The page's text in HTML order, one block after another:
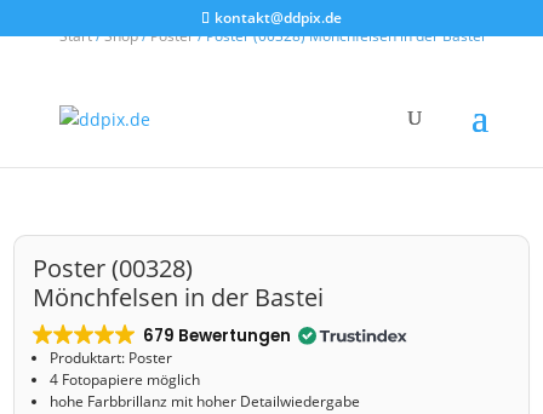
kontakt@ddpix.de
Start/Shop/Poster/ Poster (00328) Mönchfelsen in der Bastei
Poster (00328)
Mönchfelsen in der Bastei
679 Bewertungen
Produktart: Poster
4 Fotopapiere möglich
hohe Farbbrillanz mit hoher Detailwiedergabe